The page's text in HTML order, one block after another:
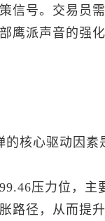
信号。交易员
鹰派声音的强
的核心驱动因
压力位，
路径，从而提